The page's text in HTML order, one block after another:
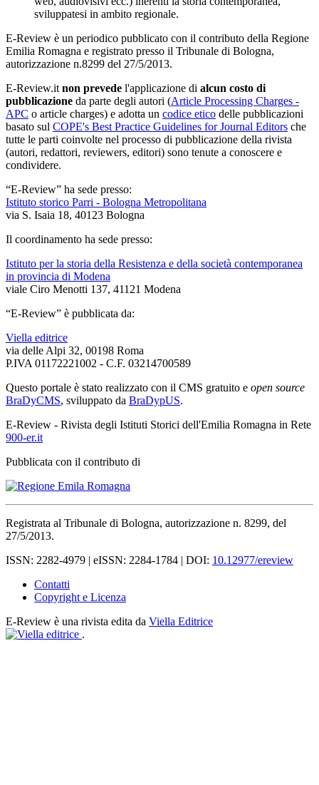
sviluppatesi in ambito regionale.
E-Review è un periodico pubblicato con il contributo della Regione
Emilia Romagna e registrato presso il Tribunale di Bologna,
autorizzazione n.8299 del 27/5/2013.
E-Review.it non prevede l'applicazione di alcun costo di
pubblicazione da parte degli autori (Article Processing Charges -
APC o article charges) e adotta un codice etico delle pubblicazioni
basato sul COPE's Best Practice Guidelines for Journal Editors che
tutte le parti coinvolte nel processo di pubblicazione della rivista
(autori, redattori, reviewers, editori) sono tenute a conoscere e
condividere.
“E-Review” ha sede presso:
Istituto storico Parri - Bologna Metropolitana
via S. Isaia 18, 40123 Bologna
Il coordinamento ha sede presso:
Istituto per la storia della Resistenza e della società contemporanea
in provincia di Modena
viale Ciro Menotti 137, 41121 Modena
“E-Review” è pubblicata da:
Viella editrice
via delle Alpi 32, 00198 Roma
P.IVA 01172221002 - C.F. 03214700589
Questo portale è stato realizzato con il CMS gratuito e open source
BraDyCMS, sviluppato da BraDypUS.
E-Review - Rivista degli Istituti Storici dell'Emilia Romagna in Rete
900-er.it
Pubblicata con il contributo di
Registrata al Tribunale di Bologna, autorizzazione n. 8299, del
27/5/2013.
ISSN: 2282-4979 | eISSN: 2284-1784 | DOI: 10.12977/ereview
Contatti
Copyright e Licenza
E-Review è una rivista edita da Viella Editrice
.